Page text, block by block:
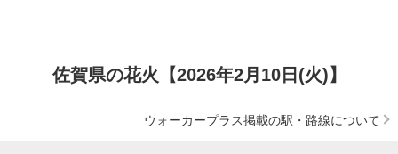
佐賀県の花火【2026年2月10日(火)】
ウォーカープラス掲載の駅・路線について